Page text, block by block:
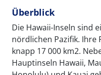
Überblick
Die Hawaii-Inseln sind
nördlichen Pazifik. Ihre
knapp 17 000 km2.
Hauptinseln Hawaii,